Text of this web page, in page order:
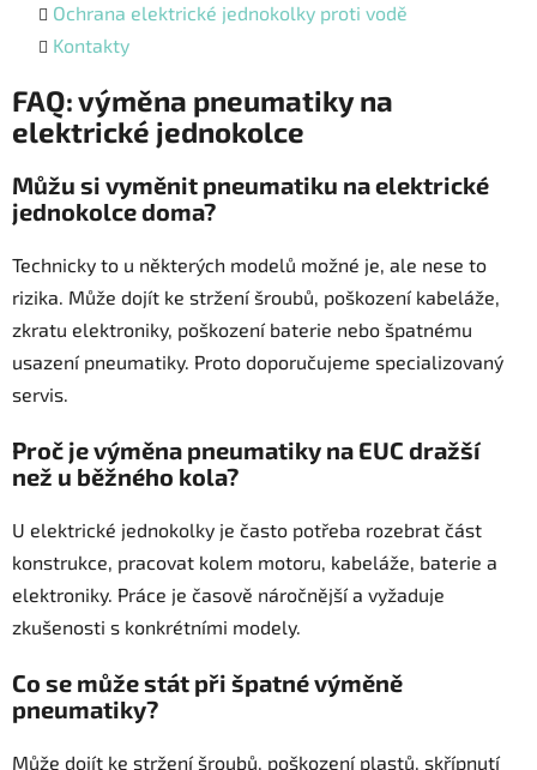
Ochrana elektrické jednokolky proti vodě
Kontakty
FAQ: výměna pneumatiky na
elektrické jednokolce
Můžu si vyměnit pneumatiku na elektrické
jednokolce doma?
Technicky to u některých modelů možné je, ale nese to
rizika. Může dojít ke stržení šroubů, poškození kabeláže,
zkratu elektroniky, poškození baterie nebo špatnému
usazení pneumatiky. Proto doporučujeme specializovaný
servis.
Proč je výměna pneumatiky na EUC dražší
než u běžného kola?
U elektrické jednokolky je často potřeba rozebrat část
konstrukce, pracovat kolem motoru, kabeláže, baterie a
elektroniky. Práce je časově náročnější a vyžaduje
zkušenosti s konkrétními modely.
Co se může stát při špatné výměně
pneumatiky?
Může dojít ke stržení šroubů, poškození plastů, skřípnutí